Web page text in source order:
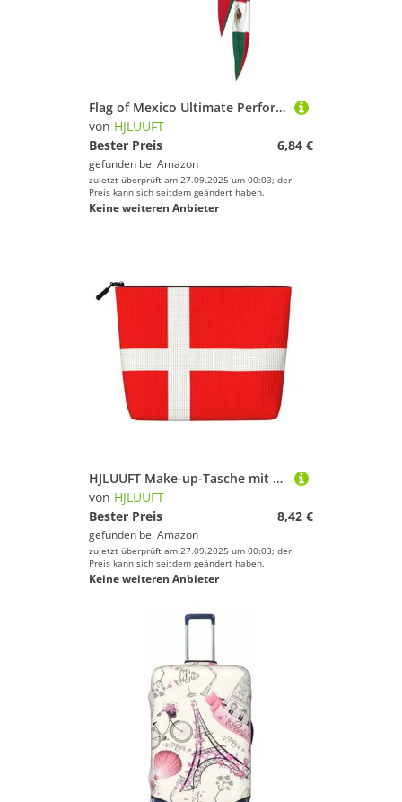
Flag of Mexico Ultimate Performance Schweißabsorbierendes Bandana-Stirnband für Outdoor-Sportarten – Unisex-Design, weicher und atmungsaktiver Stoff
von HJLUUFT
Bester Preis
6,84 €
gefunden bei Amazon
zuletzt überprüft am 27.09.2025 um 00:03; der
Preis kann sich seitdem geändert haben.
Keine weiteren Anbieter
HJLUUFT Make-up-Tasche mit dänischer Flagge von Dänemark, Reise-Kulturbeutel, Make-up-Tasche für Damen, Make-up-Organizer, Toilettenartikel-Zubehör, Schwarz, Einheitsgröße
von HJLUUFT
Bester Preis
8,42 €
gefunden bei Amazon
zuletzt überprüft am 27.09.2025 um 00:03; der
Preis kann sich seitdem geändert haben.
Keine weiteren Anbieter